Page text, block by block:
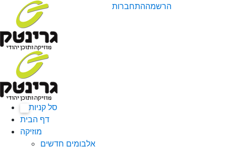
התחברותהרשמה
סל קניות
דף הבית
מוזיקה
אלבומים חדשים